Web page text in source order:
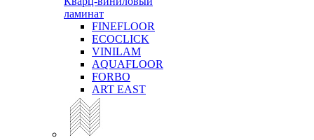
ламинат
FINEFLOOR
ECOCLICK
VINILAM
AQUAFLOOR
FORBO
ART EAST